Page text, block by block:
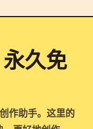
久免
作助手。这里的